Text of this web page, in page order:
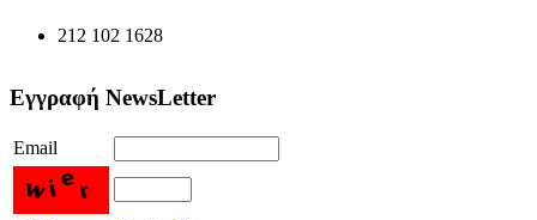
212 102 1628
Εγγραφή NewsLetter
Email